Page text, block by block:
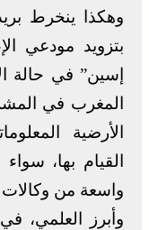
وهكذا ينخرط
بتزويد مودعي
إسين” في حالة
المغرب في
الأرضية
القيام بها،
واسعة من وكالات
وأبرز العلمي،